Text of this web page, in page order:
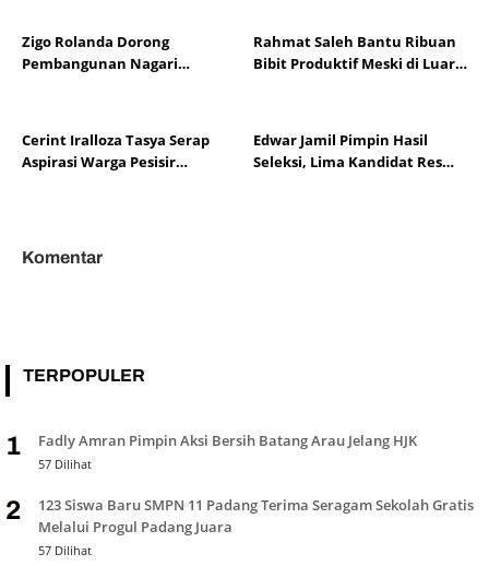
Zigo Rolanda Dorong
Pembangunan Nagari
Rahmat Saleh Bantu Ribuan
Bibit Produktif Meski di Luar
Cerint Iralloza Tasya Serap
Aspirasi Warga Pesisir
Edwar Jamil Pimpin Hasil
Seleksi, Lima Kandidat Resmi
Komentar
TERPOPULER
1 Fadly Amran Pimpin Aksi Bersih Batang Arau Jelang HJK
57 Dilihat
2
123 Siswa Baru SMPN 11 Padang Terima Seragam Sekolah Gratis
Melalui Progul Padang Juara
57 Dilihat